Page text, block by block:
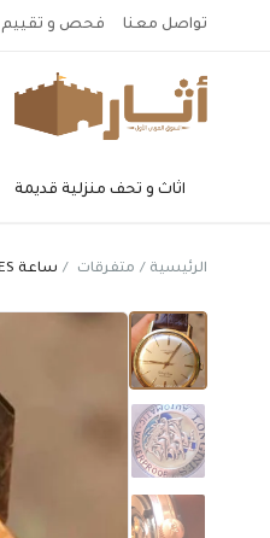
فحص و تقييم تواصل معنا
اثاث و تحف منزلية قديمة
الرئيسية متفرقات ساعة LONGINES